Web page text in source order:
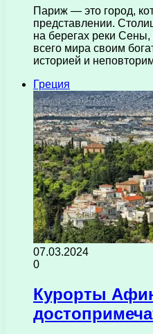
Париж — это город,
представлении.
на берегах реки Сены,
всего мира своим
историей и
Греция
07.03.2024
0
Курорты